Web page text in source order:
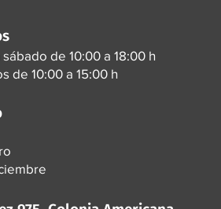
de 10:00 a 18:00 h
de 10:00 a 15:00 h